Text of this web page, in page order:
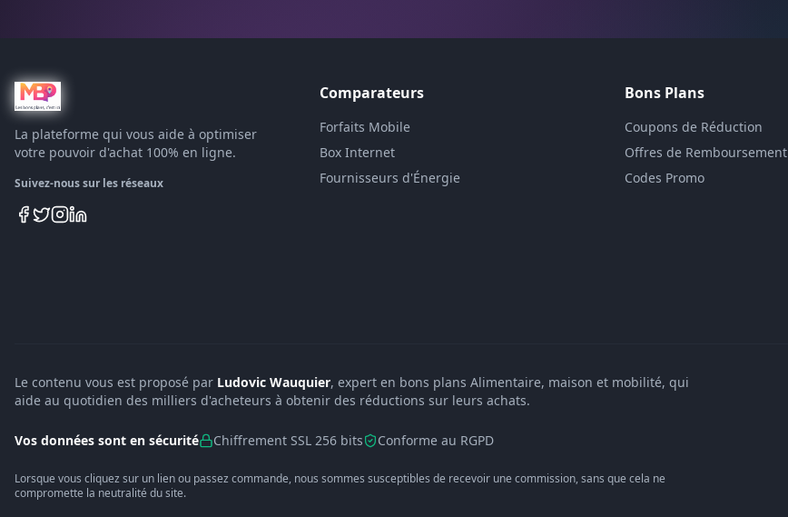
La plateforme qui vous aide à optimiser
votre pouvoir d'achat 100% en ligne.
Suivez-nous sur les réseaux
Comparateurs
Forfaits Mobile
Box Internet
Fournisseurs d'Énergie
Bons Plans
Coupons de Réduction
Offres de Remboursement
Codes Promo
Le contenu vous est proposé par Ludovic Wauquier, expert en bons plans Alimentaire, maison et mobilité, qui
aide au quotidien des milliers d'acheteurs à obtenir des réductions sur leurs achats.
Vos données sont en sécurité Chiffrement SSL 256 bits Conforme au RGPD
Lorsque vous cliquez sur un lien ou passez commande, nous sommes susceptibles de recevoir une commission, sans que cela ne
compromette la neutralité du site.